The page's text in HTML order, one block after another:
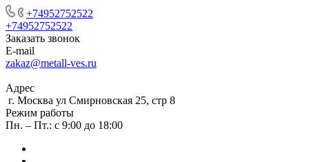
+74952752522
+74952752522
Заказать звонок
E-mail
zakaz@metall-ves.ru
Адрес
г. Москва ул Смирновская 25, стр 8
Режим работы
Пн. – Пт.: с 9:00 до 18:00